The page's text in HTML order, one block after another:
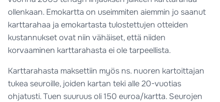
ollenkaan. Emokartta on useimmiten aiemmin jo saanut
karttarahaa ja emokartasta tulostettujen otteiden
kustannukset ovat niin vähäiset, että niiden
korvaaminen karttarahasta ei ole tarpeellista.
Karttarahasta maksettiin myös ns. nuoren kartoittajan
tukea seuroille, joiden kartan teki alle 20-vuotias
ohjatusti. Tuen suuruus oli 150 euroa/kartta. Seurojen